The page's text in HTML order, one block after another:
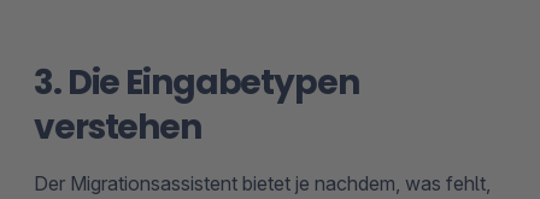
3. Die Eingabetypen
verstehen
Der Migrationsassistent bietet je nachdem, was fehlt,